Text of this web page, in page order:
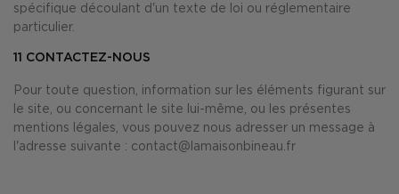
spécifique découlant d'un texte de loi ou réglementaire
particulier.
11 CONTACTEZ-NOUS
Pour toute question, information sur les éléments figurant sur
le site, ou concernant le site lui-même, ou les présentes
mentions légales, vous pouvez nous adresser un message à
l'adresse suivante : contact@lamaisonbineau.fr